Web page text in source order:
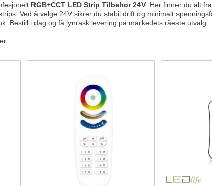
RGB+CCT LED Strip Tilbehør 24V. Her finner du alt
Ved å velge 24V sikrer du stabil drift og minimalt
Bestill i dag og få lynrask levering på markedets råeste utvalg.